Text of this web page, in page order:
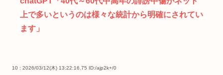
上で多いというのは様々な統計から明確にされてい
ます」
10 : 2026/03/12(木) 13:22:16.75 ID:/ajp2k+/0